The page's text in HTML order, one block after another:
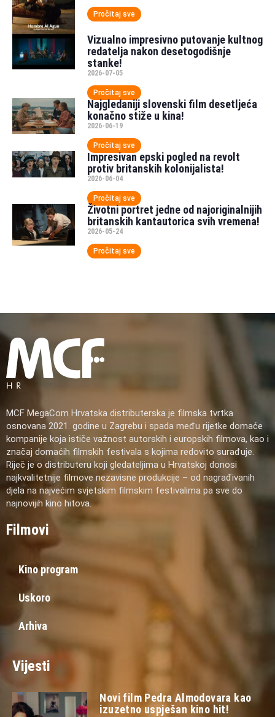
Pročitaj sve
Vizualno impresivno putovanje kultnog
redatelja nakon desetogodišnje
stanke!
2026-07-05
Pročitaj sve
Najgledaniji slovenski film desetljeća
konačno stiže u kina!
2026-06-19
Pročitaj sve
Impresivan epski pogled na revolt
protiv britanskih kolonijalista!
2026-06-04
Pročitaj sve
Životni portret jedne od najoriginalnijih
britanskih kantautorica svih vremena!
2026-05-24
Pročitaj sve
MCF MegaCom Hrvatska distributerska je filmska tvrtka
osnovana 2021. godine u Zagrebu i spada među rijetke domaće
kompanije koja ističe važnost autorskih i europskih filmova, kao i
značaj domaćih filmskih festivala s kojima redovito surađuje.
Riječ je o distributeru koji gledateljima u Hrvatskoj donosi
najkvalitetnije filmove nezavisne produkcije – od nagrađivanih
djela na najvećim svjetskim filmskim festivalima pa sve do
najnovijih kino hitova.
Filmovi
Kino program
Uskoro
Arhiva
Vijesti
Novi film Pedra Almodovara kao
izuzetno uspješan kino hit!